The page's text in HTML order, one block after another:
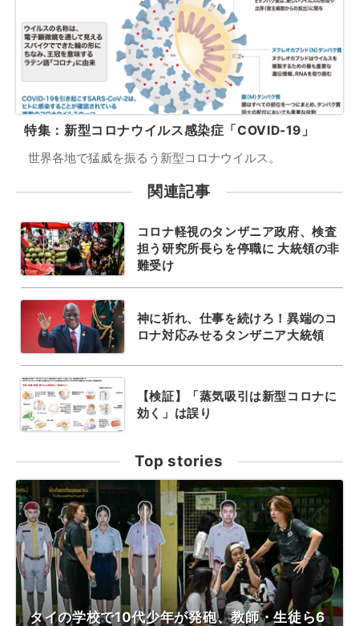
特集：新型コロナウイルス感染症「COVID-19」
世界各地で猛威を振るう新型コロナウイルス。
関連記事
コロナ軽視のタンザニア政府、検査
担う研究所長らを停職に 大統領の非
難受け
神に祈れ、仕事を続けろ！異端のコ
ロナ対応みせるタンザニア大統領
【検証】「蒸気吸引は新型コロナに
効く」は誤り
Top stories
タイの学校で10代少年が発砲、教師・生徒ら6